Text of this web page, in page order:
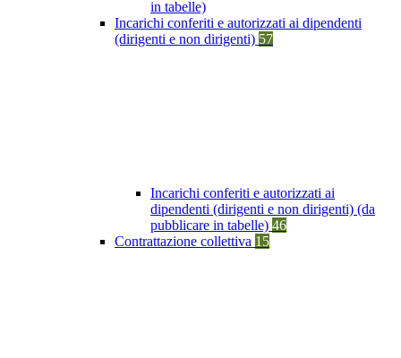
in tabelle)
Incarichi conferiti e autorizzati ai dipendenti
(dirigenti e non dirigenti) 57
Incarichi conferiti e autorizzati ai
dipendenti (dirigenti e non dirigenti) (da
pubblicare in tabelle) 46
Contrattazione collettiva 15